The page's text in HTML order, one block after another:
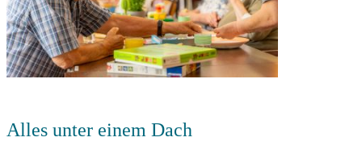
Alles unter einem Dach